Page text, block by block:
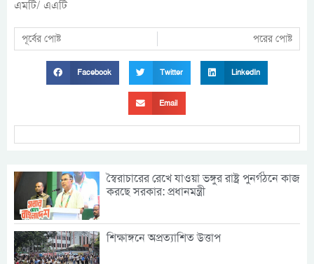
এমটি/ এএটি
পূর্বের পোষ্ট পরের পোষ্ট
Facebook Twitter LinkedIn
Email
স্বৈরাচারের রেখে যাওয়া ভঙ্গুর রাষ্ট্র পুনর্গঠনে কাজ
করছে সরকার: প্রধানমন্ত্রী
শিক্ষাঙ্গনে অপ্রত্যাশিত উত্তাপ